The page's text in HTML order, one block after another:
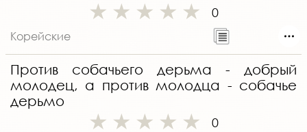
0
Корейские
Против собачьего дерьма - добрый
молодец, а против молодца - собачье
дерьмо
0